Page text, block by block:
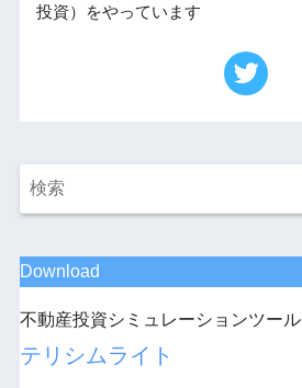
投資）をやっています
Download
不動産投資シミュレーションツール
テリシムライト